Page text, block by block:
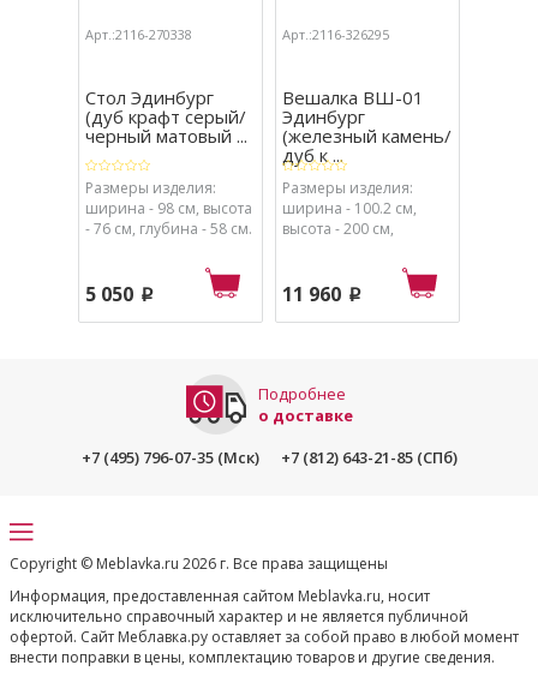
Арт.:2116-270338
Стол Эдинбург
(дуб крафт серый/
черный матовый ...
Размеры изделия:
ширина - 98 см, высота
- 76 см, глубина - 58 см.
5 050 p
Арт.:2116-326295
Вешалка ВШ-01
Эдинбург
(железный камень/
дуб к ...
Размеры изделия:
ширина - 100.2 см,
высота - 200 см,
11 960 p
Подробнее
о доставке
+7 (495) 796-07-35 (Мск)
+7 (812) 643-21-85 (СПб)
Copyright © Meblavka.ru 2026 г. Все права защищены
Информация, предоставленная сайтом Meblavka.ru, носит
исключительно справочный характер и не является публичной
офертой. Сайт Меблавка.ру оставляет за собой право в любой момент
внести поправки в цены, комплектацию товаров и другие сведения.